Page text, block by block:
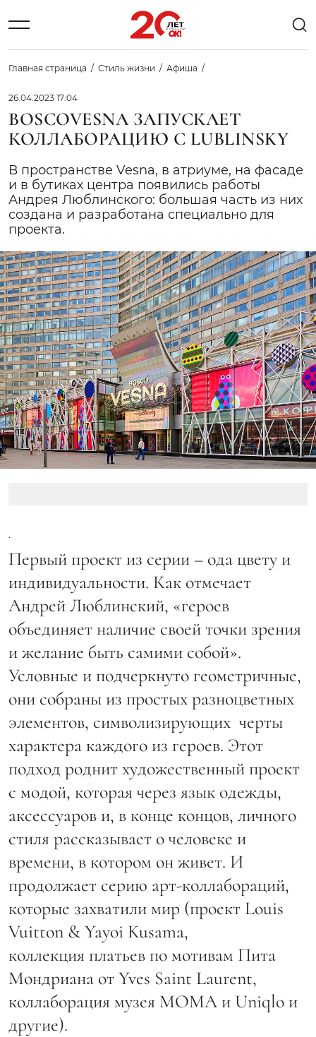
Главная страница Стиль жизни Афиша
26.04.2023 17:04
BOSCOVESNA ЗАПУСКАЕТ
КОЛЛАБОРАЦИЮ С LUBLINSKY
В пространстве Vesna, в атриуме, на фасаде
и в бутиках центра появились работы
Андрея Люблинского: большая часть из них
создана и разработана специально для
проекта.
.
Первый проект из серии – ода цвету и
индивидуальности. Как отмечает
Андрей Люблинский, «героев
объединяет наличие своей точки зрения
и желание быть самими собой».
Условные и подчеркнуто геометричные,
они собраны из простых разноцветных
элементов, символизирующих черты
характера каждого из героев. Этот
подход роднит художественный проект
с модой, которая через язык одежды,
аксессуаров и, в конце концов, личного
стиля рассказывает о человеке и
времени, в котором он живет. И
продолжает серию арт-коллабораций,
которые захватили мир (проект Louis
Vuitton & Yayoi Kusama,
коллекция платьев по мотивам Пита
Мондриана от Yves Saint Laurent,
коллаборация музея МОМА и Uniqlo и
другие).